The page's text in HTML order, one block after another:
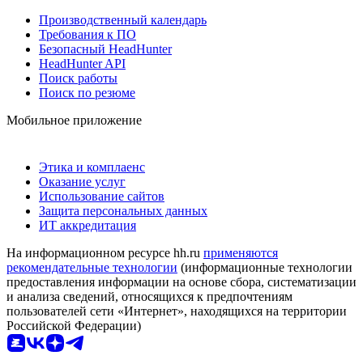
Производственный календарь
Требования к ПО
Безопасный HeadHunter
HeadHunter API
Поиск работы
Поиск по резюме
Мобильное приложение
Этика и комплаенс
Оказание услуг
Использование сайтов
Защита персональных данных
ИТ аккредитация
На информационном ресурсе hh.ru применяются
рекомендательные технологии (информационные технологии
предоставления информации на основе сбора, систематизации
и анализа сведений, относящихся к предпочтениям
пользователей сети «Интернет», находящихся на территории
Российской Федерации)